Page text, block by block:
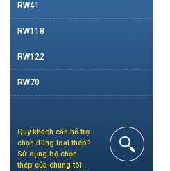
RW41
RW118
RW122
RW70
Quý khách cần hỗ trợ
chọn đúng loại thép?
Sử dụng bộ chọn
thép của chúng tôi…